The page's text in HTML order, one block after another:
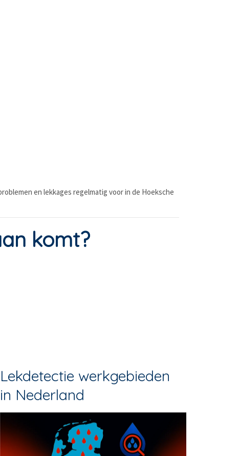
en lekkages regelmatig voor in de Hoeksche
komt?
Lekdetectie werkgebieden
in Nederland